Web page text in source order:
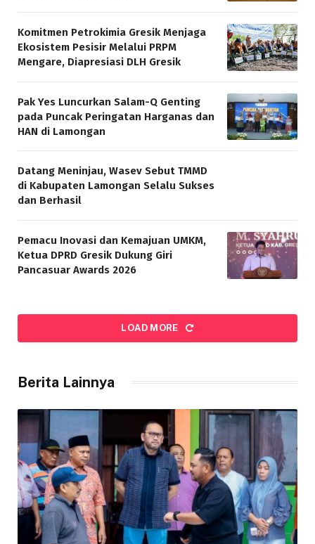
Komitmen Petrokimia Gresik Menjaga
Ekosistem Pesisir Melalui PRPM
Mengare, Diapresiasi DLH Gresik
Pak Yes Luncurkan Salam-Q Genting
pada Puncak Peringatan Harganas dan
HAN di Lamongan
Datang Meninjau, Wasev Sebut TMMD
di Kabupaten Lamongan Selalu Sukses
dan Berhasil
Pemacu Inovasi dan Kemajuan UMKM,
Ketua DPRD Gresik Dukung Giri
Pancasuar Awards 2026
LOAD MORE
Berita Lainnya